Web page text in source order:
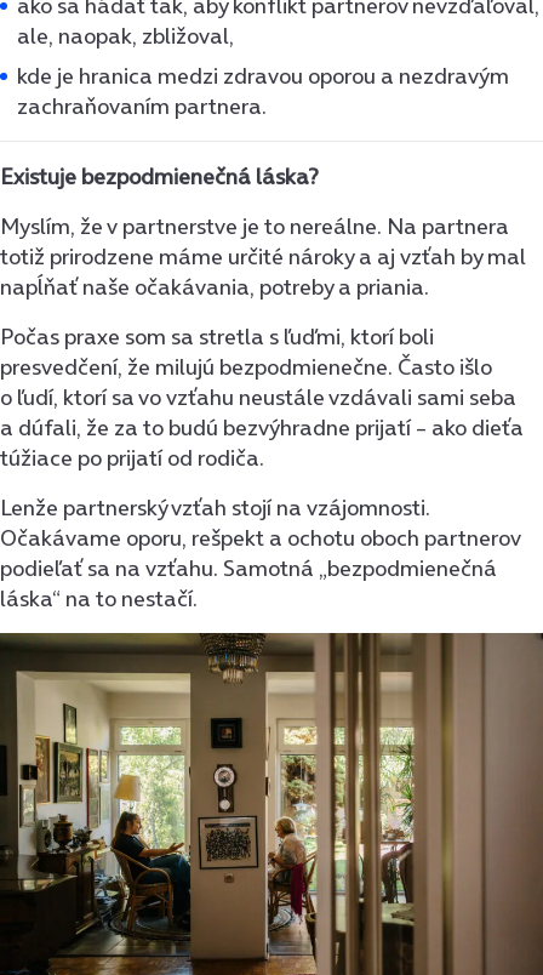
ale, naopak, zbližoval,
kde je hranica medzi zdravou oporou a nezdravým
zachraňovaním partnera.
Existuje bezpodmienečná láska?
Myslím, že v partnerstve je to nereálne. Na partnera
totiž prirodzene máme určité nároky a aj vzťah by mal
napĺňať naše očakávania, potreby a priania.
Počas praxe som sa stretla s ľuďmi, ktorí boli
presvedčení, že milujú bezpodmienečne. Často išlo
o ľudí, ktorí sa vo vzťahu neustále vzdávali sami seba
a dúfali, že za to budú bezvýhradne prijatí – ako dieťa
túžiace po prijatí od rodiča.
Lenže partnerský vzťah stojí na vzájomnosti.
Očakávame oporu, rešpekt a ochotu oboch partnerov
podieľať sa na vzťahu. Samotná „bezpodmienečná
láska“ na to nestačí.